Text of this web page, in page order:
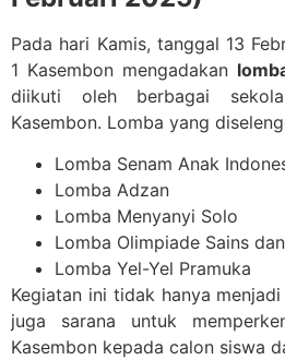
Pada hari Kamis, tanggal 13
1 Kasembon mengadakan
diikuti oleh berbagai
Kasembon. Lomba yang
Lomba Senam Anak
Lomba Adzan
Lomba Menyanyi Solo
Lomba Olimpiade Sains
Lomba Yel-Yel Pramuka
Kegiatan ini tidak hanya
juga sarana untuk
Kasembon kepada calon siswa